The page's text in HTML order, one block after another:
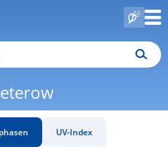
UV-Index